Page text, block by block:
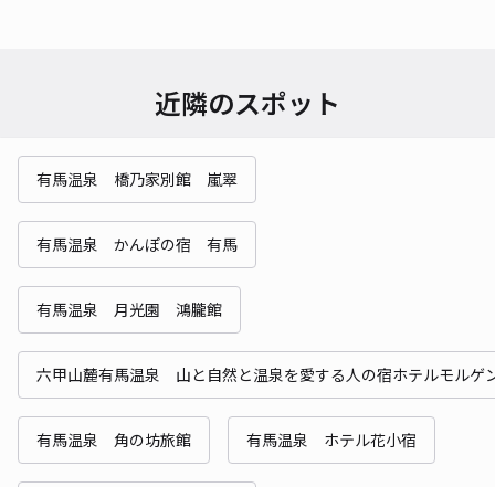
近隣のスポット
有馬温泉 橋乃家別館 嵐翠
有馬温泉 かんぽの宿 有馬
有馬温泉 月光園 鴻朧館
六甲山麓有馬温泉 山と自然と温泉を愛する人の宿ホテルモルゲ
有馬温泉 角の坊旅館 有馬温泉 ホテル花小宿